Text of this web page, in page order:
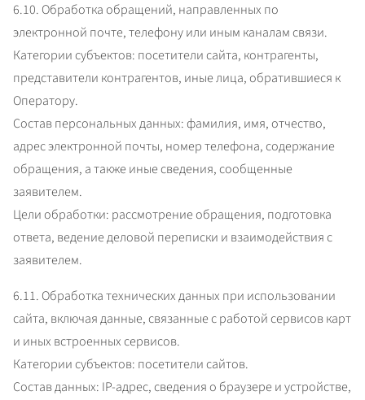
6.10. Обработка обращений, направленных по
электронной почте, телефону или иным каналам связи.
Категории субъектов: посетители сайта, контрагенты,
представители контрагентов, иные лица, обратившиеся к
Оператору.
Состав персональных данных: фамилия, имя, отчество,
адрес электронной почты, номер телефона, содержание
обращения, а также иные сведения, сообщенные
заявителем.
Цели обработки: рассмотрение обращения, подготовка
ответа, ведение деловой переписки и взаимодействия с
заявителем.
6.11. Обработка технических данных при использовании
сайта, включая данные, связанные с работой сервисов карт
и иных встроенных сервисов.
Категории субъектов: посетители сайтов.
Состав данных: IP-адрес, сведения о браузере и устройстве,